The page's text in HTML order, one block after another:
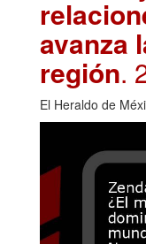
avanza
región.
El Heraldo de